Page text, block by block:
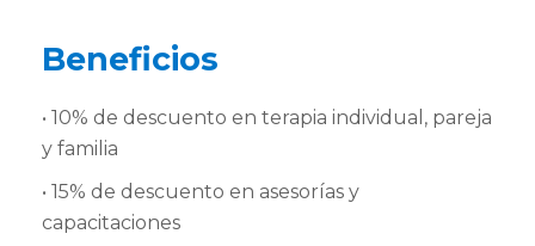
Beneficios
• 10% de descuento en terapia individual, pareja
y familia
• 15% de descuento en asesorías y
capacitaciones